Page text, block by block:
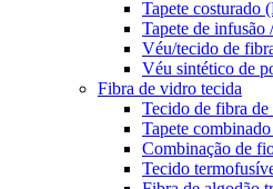
Tapete costurado
Tapete de infusão
Véu/tecido de
Véu sintético de
Fibra de vidro tecida
Tecido de fibra
Tapete
Combinação de
Tecido